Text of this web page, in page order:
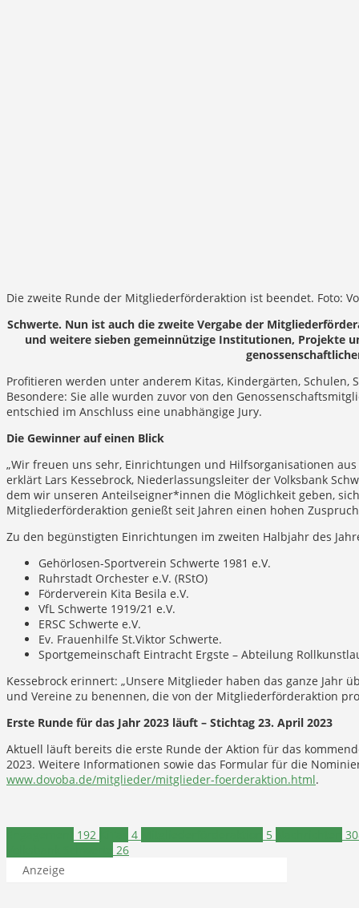
Die zweite Runde der Mitgliederförderaktion ist beendet. Foto:
Schwerte. Nun ist auch die zweite Vergabe der
und weitere sieben gemeinnützige Institutionen, Projekte
Profitieren werden unter anderem Kitas, Kindergärten,
Besondere: Sie alle wurden zuvor von den
entschied im Anschluss eine unabhängige Jury.
Die Gewinner auf einen Blick
„Wir freuen uns sehr, Einrichtungen und Hilfsorganisationen
erklärt Lars Kessebrock, Niederlassungsleiter der Volksbank
dem wir unseren Anteilseigner*innen die Möglichkeit geben,
Mitgliederförderaktion genießt seit Jahren einen hohen
Zu den begünstigten Einrichtungen im zweiten Halbjahr des
Gehörlosen-Sportverein Schwerte 1981 e.V.
Ruhrstadt Orchester e.V. (RStO)
Förderverein Kita Besila e.V.
VfL Schwerte 1919/21 e.V.
ERSC Schwerte e.V.
Ev. Frauenhilfe St.Viktor Schwerte.
Sportgemeinschaft Eintracht Ergste – Abteilung
Kessebrock erinnert: „Unsere Mitglieder haben das ganze Jahr
und Vereine zu benennen, die von der Mitgliederförderaktion
Erste Runde für das Jahr 2023 läuft – Stichtag 23. April 2023
Aktuell läuft bereits die erste Runde der Aktion für das
2023. Weitere Informationen sowie das Formular für die
www.dovoba.de/mitglieder/mitglieder-foerderaktion.html.
192 4 5
26
Anzeige